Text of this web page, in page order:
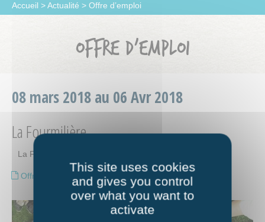
Accueil >Actualité > Offre d’emploi
OFFRE D’EMPLOI
08 mars 2018 au 06 Avr 2018
La Fourmilière
La Fourmilière recrute son animateur (H/F) de l’Atelier.
Offre d'emploi Animateur d'atelier
This site uses cookies
and gives you control
over what you want to
activate